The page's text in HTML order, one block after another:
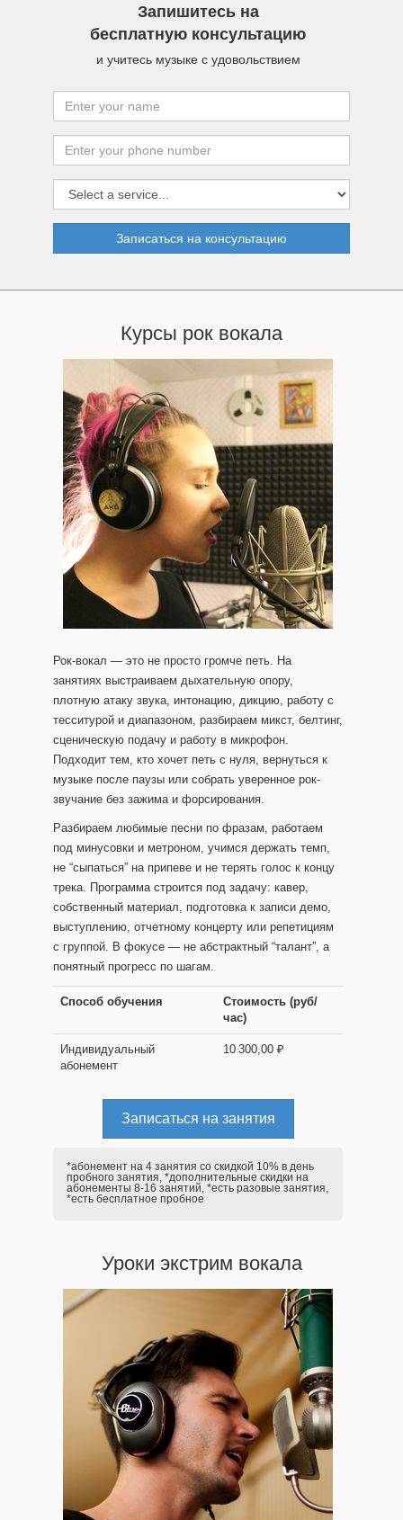
Запишитесь на
бесплатную консультацию
и учитесь музыке с удовольствием
Записаться на консультацию
Курсы рок вокала
Рок-вокал — это не просто громче петь. На
занятиях выстраиваем дыхательную опору,
плотную атаку звука, интонацию, дикцию, работу с
тесситурой и диапазоном, разбираем микст, белтинг,
сценическую подачу и работу в микрофон.
Подходит тем, кто хочет петь с нуля, вернуться к
музыке после паузы или собрать уверенное рок-
звучание без зажима и форсирования.
Разбираем любимые песни по фразам, работаем
под минусовки и метроном, учимся держать темп,
не “сыпаться” на припеве и не терять голос к концу
трека. Программа строится под задачу: кавер,
собственный материал, подготовка к записи демо,
выступлению, отчетному концерту или репетициям
с группой. В фокусе — не абстрактный “талант”, а
понятный прогресс по шагам.
Способ обучения
Стоимость (руб/
час)
Индивидуальный
абонемент
10 300,00 ₽
Записаться на занятия
*абонемент на 4 занятия со скидкой 10% в день
пробного занятия, *дополнительные скидки на
абонементы 8-16 занятий, *есть разовые занятия,
*есть бесплатное пробное
Уроки экстрим вокала